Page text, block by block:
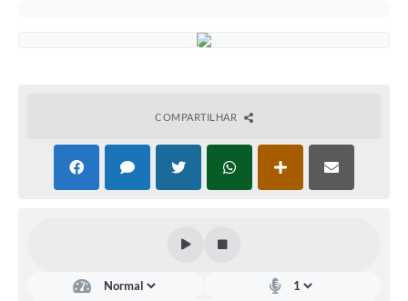
Portal da Privacidade
PNAB (Política Nacional Aldir Blanc)
COMPARTILHAR